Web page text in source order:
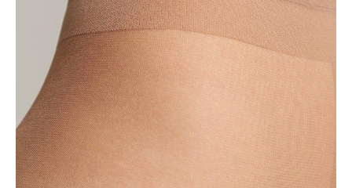
• bawełniany klin,
• bez wzmocnień na palcach,
• płaski szew,
• bez zaznaczonej strefy majtkowej,
• kompaktowe opakowanie SMART,
• łatwe do zabrania ze sobą,
• idealny do ubioru w biurze.
SKU1001140870020002
Skład
poliamid 83%; elastan 17%
Udostępnij produkt
Podmiot odpowiedzialny
EuroTrade Tex Sp z o.o.
Św. Teresy 91
91-341, Łódź, Polska